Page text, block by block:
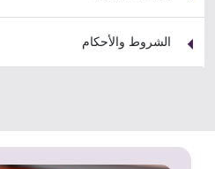
الشروط والأحكام